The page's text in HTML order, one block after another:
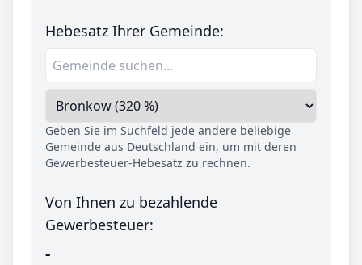
Hebesatz Ihrer Gemeinde:
Geben Sie im Suchfeld jede andere beliebige
Gemeinde aus Deutschland ein, um mit deren
Gewerbesteuer-Hebesatz zu rechnen.
Von Ihnen zu bezahlende
Gewerbesteuer:
-